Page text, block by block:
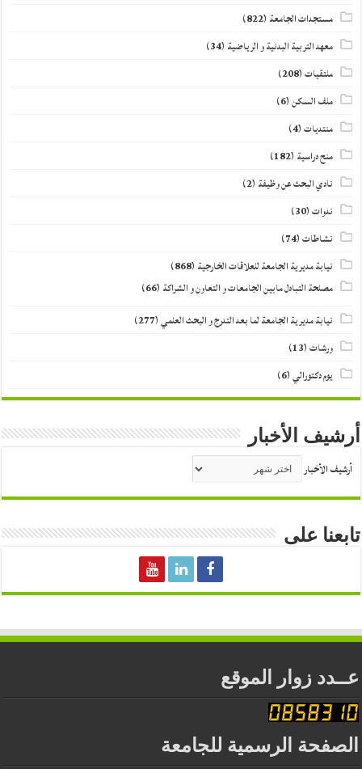
مستجدات الجامعة (822)
معهد التربية البدنية و الرياضية (34)
ملتقيات(208)
ملف السكن(6)
منتديات(4)
منح دراسية (182)
نادي البحث عن وظيفة (2)
ندوات(30)
نشاطات(74)
نيابة مديرية الجامعة للعلاقات الخارجية (868)
مصلحة التبادل مابين الجامعات و التعاون و الشراكة (66)
نيابة مديرية الجامعة لما بعد التدرج و البحث العلمي(277)
ورشات(13)
يوم دكتورالي(6)
أرشيف الأخبار
أرشيف الأخبار
تابعنا على
عــدد زوار الموقع
الصفحة الرسمية للجامعة